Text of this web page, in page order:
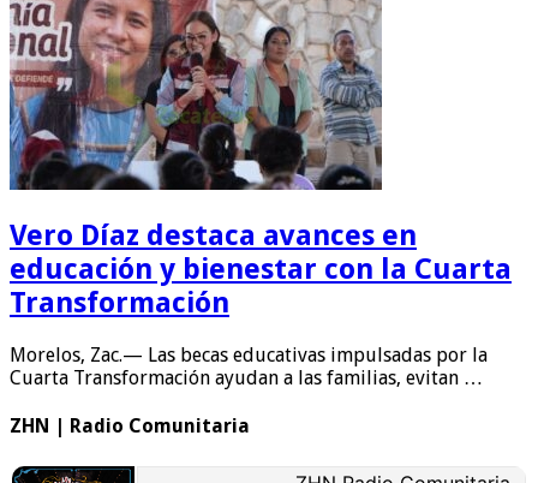
Vero Díaz destaca avances en
educación y bienestar con la Cuarta
Transformación
Morelos, Zac.— Las becas educativas impulsadas por la
Cuarta Transformación ayudan a las familias, evitan …
ZHN | Radio Comunitaria